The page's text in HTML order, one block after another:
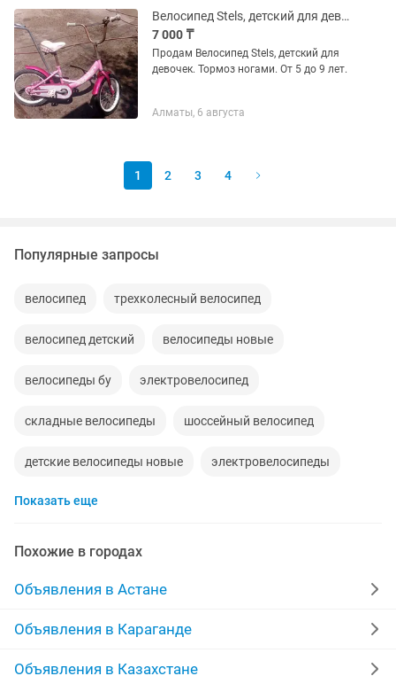
Велосипед Stels, детский для девочек
7 000 ₸
Продам Велосипед Stels, детский для
девочек. Тормоз ногами. От 5 до 9 лет.
Алматы, 6 августа
1 2 3 4
Популярные запросы
велосипед трехколесный велосипед
велосипед детский велосипеды новые
велосипеды бу электровелосипед
складные велосипеды шоссейный велосипед
детские велосипеды новые электровелосипеды
детский велосипед с ручкой
скоростные велосипеды
велосипед детский трехколесный
велосипед в хорошем состоянии
Показать еще
Похожие в городах
Объявления в Астане
Объявления в Караганде
Объявления в Казахстане